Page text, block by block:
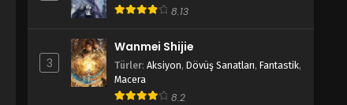
8.13
3
Wanmei Shijie
Türler: Aksiyon, Dövüş Sanatları, Fantastik,
Macera
8.2